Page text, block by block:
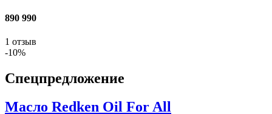
890 990
1 отзыв
-10%
Спецпредложение
Масло Redken Oil For All